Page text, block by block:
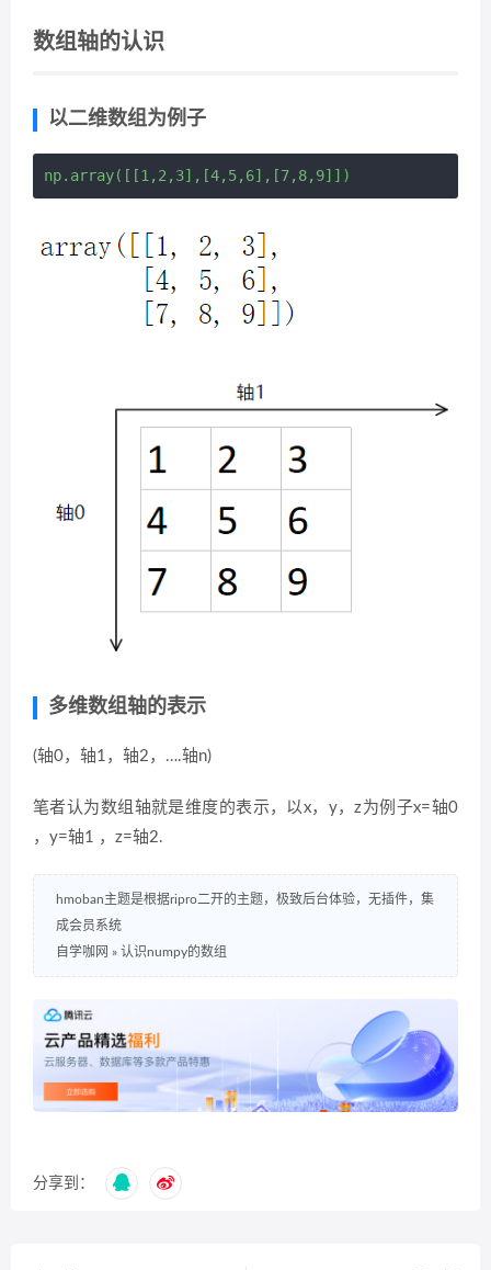
数组轴的认识
以二维数组为例子
多维数组轴的表示
(轴0，轴1，轴2，….轴n)
笔者认为数组轴就是维度的表示，以x，y，z为例子x=轴0
，y=轴1 ，z=轴2.
hmoban主题是根据ripro二开的主题，极致后台体验，无插件，集
成会员系统
自学咖网 » 认识numpy的数组
分享到：